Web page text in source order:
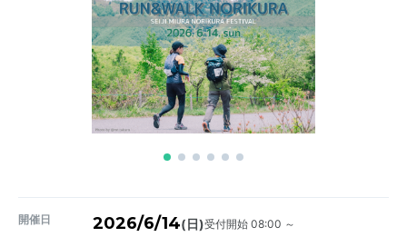
開催日 2026/6/14(日)受付開始 08:00 ～